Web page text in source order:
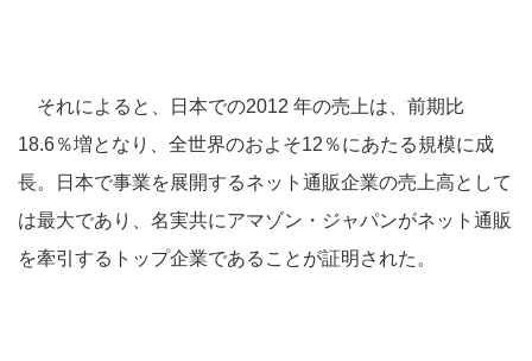
それによると、日本での2012 年の売上は、前期比
18.6％増となり、全世界のおよそ12％にあたる規模に成
長。日本で事業を展開するネット通販企業の売上高として
は最大であり、名実共にアマゾン・ジャパンがネット通販
を牽引するトップ企業であることが証明された。